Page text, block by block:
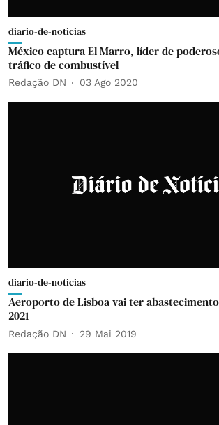
diario-de-noticias
México captura El Marro, líder de
tráfico de combustível
Redação DN 03 Ago 2020
diario-de-noticias
Aeroporto de Lisboa vai ter
2021
Redação DN 29 Mai 2019